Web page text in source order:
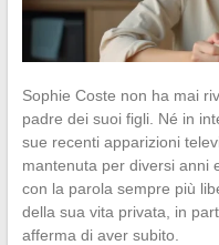
Sophie Coste non ha mai
padre dei suoi figli. Né in
sue recenti apparizioni
mantenuta per diversi anni
con la parola sempre più
della sua vita privata, in
afferma di aver subito.